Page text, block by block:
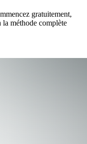
gratuitement,
la méthode complète